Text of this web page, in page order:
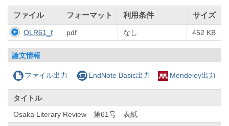
ファイル フォーマット 利用条件 サイズ
OLR61_f pdf なし 452 KB
論文情報
ファイル出力 EndNote Basic出力 Mendeley出力
タイトル
Osaka Literary Review 第61号 表紙